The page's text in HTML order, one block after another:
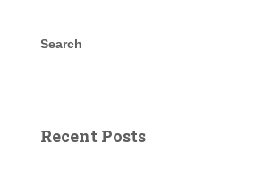
Search
Recent Posts